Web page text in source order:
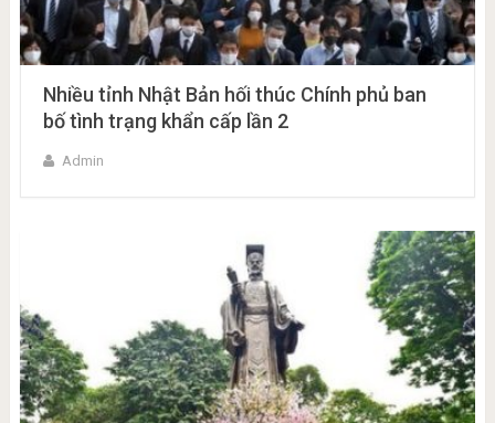
Nhiều tỉnh Nhật Bản hối thúc Chính phủ ban
bố tình trạng khẩn cấp lần 2
Admin